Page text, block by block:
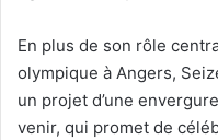
En plus de son rôle
olympique à Angers,
un projet d’une
venir, qui promet de